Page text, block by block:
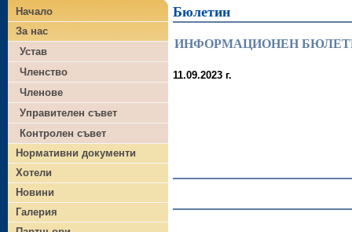
Начало
За нас
Устав
Членство
Членове
Управителен съвет
Контролен съвет
Нормативни документи
Хотели
Новини
Галерия
Бюлетин
ИНФОРМАЦИОНЕН БЮЛЕТИН